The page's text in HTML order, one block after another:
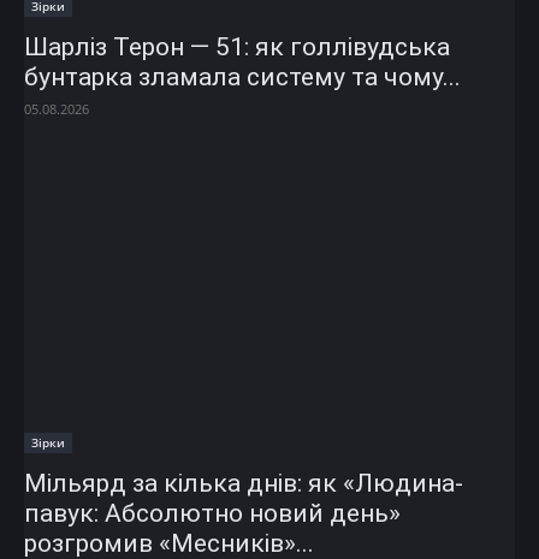
Зірки
Шарліз Терон — 51: як голлівудська
бунтарка зламала систему та чому...
05.08.2026
Зірки
Мільярд за кілька днів: як «Людина-
павук: Абсолютно новий день»
розгромив «Месників»...